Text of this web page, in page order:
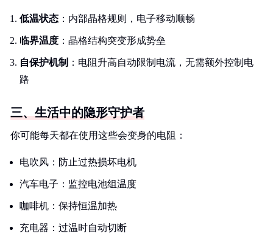
低温状态 ：内部晶格规则，电子移动顺畅
临界温度 ：晶格结构突变形成势垒
自保护机制 ：电阻升高自动限制电流，无需额外控制电
路
三、生活中的隐形守护者
你可能每天都在使用这些会变身的电阻：
电吹风：防止过热损坏电机
汽车电子：监控电池组温度
咖啡机：保持恒温加热
充电器：过温时自动切断